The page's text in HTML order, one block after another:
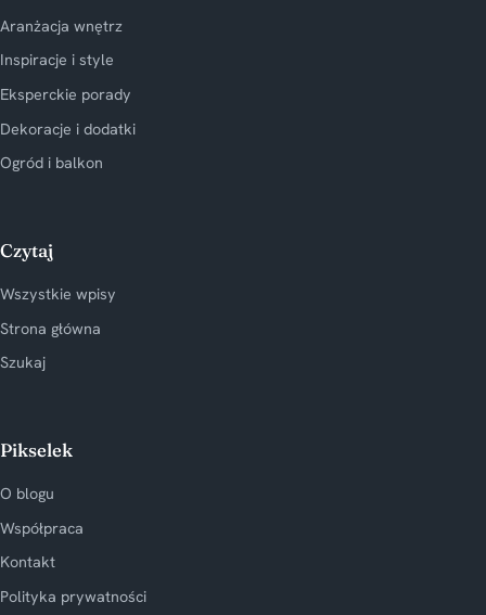
Aranżacja wnętrz
Inspiracje i style
Eksperckie porady
Dekoracje i dodatki
Ogród i balkon
Czytaj
Wszystkie wpisy
Strona główna
Szukaj
Pikselek
O blogu
Współpraca
Kontakt
Polityka prywatności